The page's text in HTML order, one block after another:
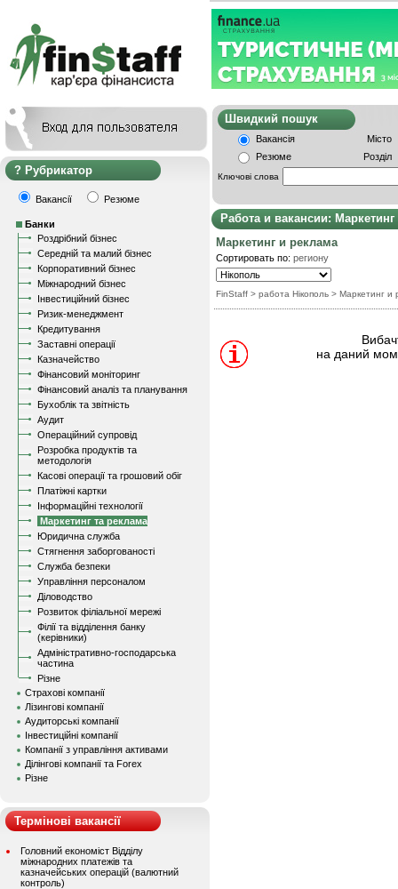
Рубрикатор
Вакансії Резюме
Банки
Роздрібний бізнес
Середній та малий бізнес
Корпоративний бізнес
Міжнародний бізнес
Інвестиційний бізнес
Ризик-менеджмент
Кредитування
Заставні операції
Казначейство
Фінансовий моніторинг
Фінансовий аналіз та планування
Бухоблік та звітність
Аудит
Операційний супровід
Розробка продуктів та
методологія
Касові операції та грошовий обіг
Платіжні картки
Інформаційні технології
Маркетинг та реклама
Юридична служба
Стягнення заборгованості
Служба безпеки
Управління персоналом
Діловодство
Розвиток філіальної мережі
Філії та відділення банку
(керівники)
Адміністративно-господарська
частина
Різне
Страхові компанії
Лізингові компанії
Аудиторські компанії
Інвестиційні компанії
Компанії з управління активами
Ділінгові компанії та Forex
Різне
Термінові вакансії
Головний економіст Відділу
міжнародних платежів та
казначейських операцій (валютний
контроль)
Швидкий
Вакансія
Місто
Резюме
Розділ
Ключові слова
Работа и вакансии:
Маркетинг и реклама
Сортировать по: региону
FinStaff > работа Нікополь > Маркетинг и
на даний